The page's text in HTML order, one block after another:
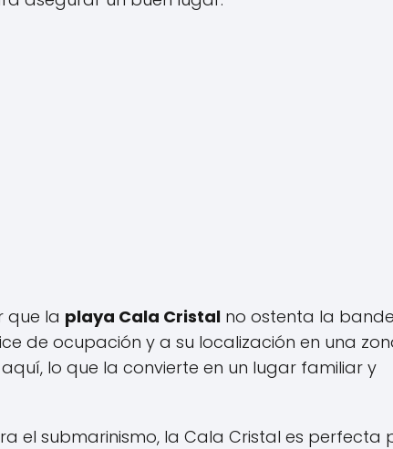
que la playa Cala Cristal no ostenta la
de ocupación y a su localización en una
lo que la convierte en un lugar familiar y
el submarinismo, la Cala Cristal es perfecta